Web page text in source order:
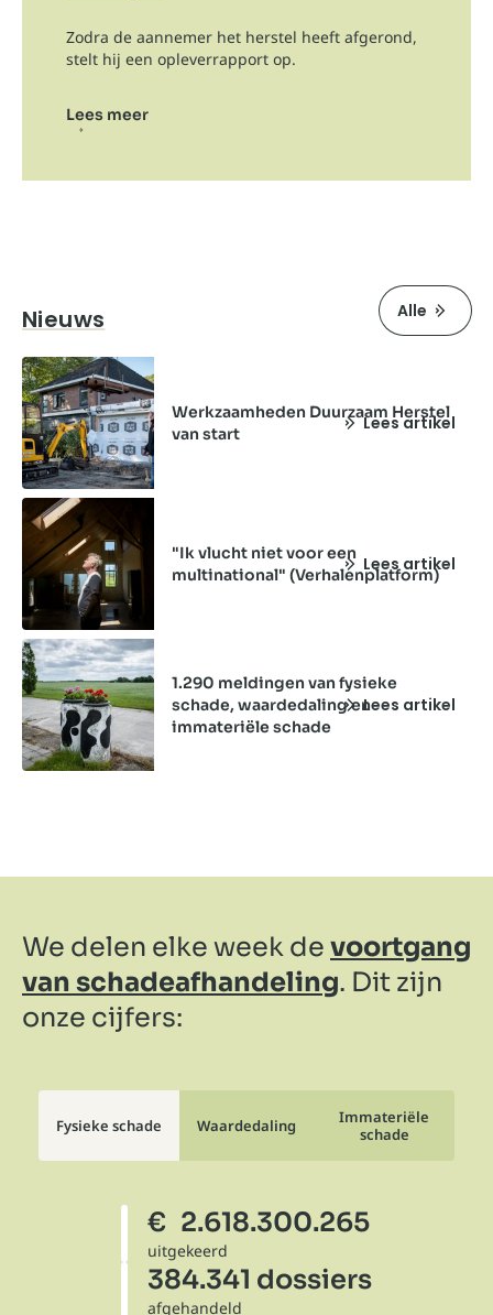
Zodra de aannemer het herstel heeft afgerond,
stelt hij een opleverrapport op.
Lees meer
Nieuws Alle
Werkzaamheden Duurzaam Herstel
van start
Lees artikel
"Ik vlucht niet voor een
multinational" (Verhalenplatform)
Lees artikel
1.290 meldingen van fysieke
schade, waardedaling en
immateriële schade
Lees artikel
We delen elke week de voortgang
van schadeafhandeling. Dit zijn
onze cijfers:
Fysieke schade Waardedaling
Immateriële
schade
€ 2.618.300.265
uitgekeerd
afgehandeld
384.341 dossiers